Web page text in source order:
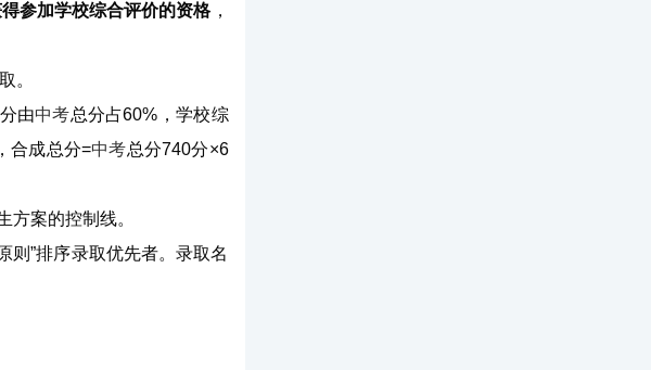
参加学校综合评价的资格，
。
由中考总分占60%，学校综
合成总分=中考总分740分×6
方案的控制线。
则”排序录取优先者。录取名